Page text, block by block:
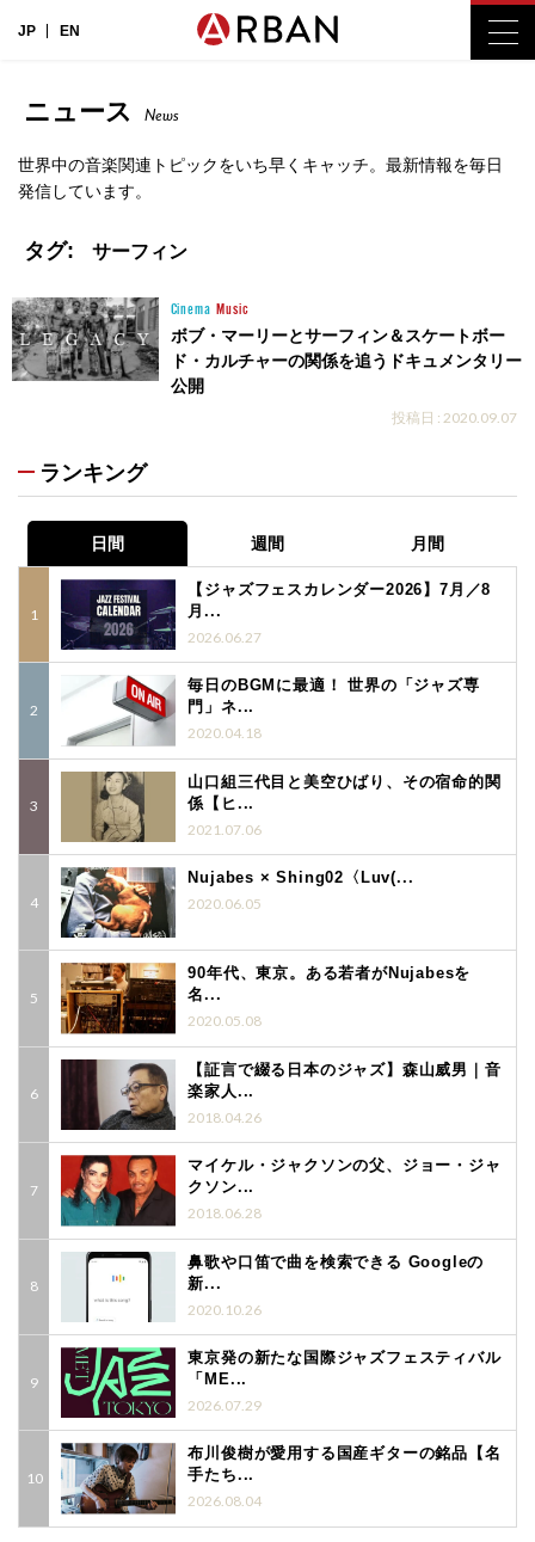
JP EN
ニュース News
世界中の音楽関連トピックをいち早くキャッチ。最新情報を毎日
発信しています。
タグ: サーフィン
Cinema Music
ボブ・マーリーとサーフィン＆スケートボー
ド・カルチャーの関係を追うドキュメンタリー
公開
投稿日 : 2020.09.07
ランキング
日間 週間 月間
【ジャズフェスカレンダー2026】7月／8
月...
2026.06.27
毎日のBGMに最適！ 世界の「ジャズ専
門」ネ...
2020.04.18
山口組三代目と美空ひばり、その宿命的関
係【ヒ...
2021.07.06
Nujabes × Shing02〈Luv(...
2020.06.05
90年代、東京。ある若者がNujabesを
名...
2020.05.08
【証言で綴る日本のジャズ】森山威男｜音
楽家人...
2018.04.26
マイケル・ジャクソンの父、ジョー・ジャ
クソン...
2018.06.28
鼻歌や口笛で曲を検索できる Googleの
新...
2020.10.26
東京発の新たな国際ジャズフェスティバル
「ME...
2026.07.29
布川俊樹が愛用する国産ギターの銘品【名
手たち...
2026.08.04